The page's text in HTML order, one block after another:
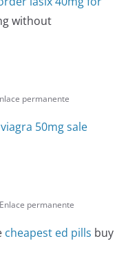
without
permanente
50mg sale
Enlace permanente
cheapest ed pills buy